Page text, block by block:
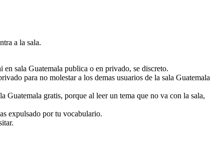
a la sala.
sala Guatemala publica o en privado, se discreto.
para no molestar a los demas usuarios de la sala Guatemala
Guatemala gratis, porque al leer un tema que no va con la sala,
expulsado por tu vocabulario.